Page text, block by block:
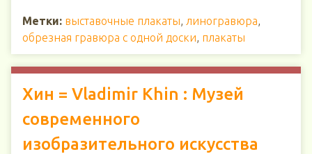
Метки: выставочные плакаты, линогравюра,
обрезная гравюра с одной доски, плакаты
Хин = Vladimir Khin : Музей
современного
изобразительного искусства